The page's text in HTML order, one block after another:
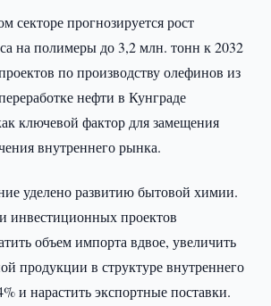
секторе прогнозируется рост
на полимеры до 3,2 млн. тонн к 2032
по производству олефинов из
нефти в Кунграде
ключевой фактор для замещения
внутреннего рынка.
уделено развитию бытовой химии.
инвестиционных проектов
объем импорта вдвое, увеличить
продукции в структуре внутреннего
и нарастить экспортные поставки.